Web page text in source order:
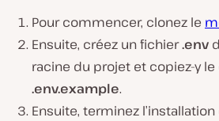
Pour commencer, clonez le
Ensuite, créez un fichier.env
racine du projet et copiez-y
.env.example.
Ensuite, terminez